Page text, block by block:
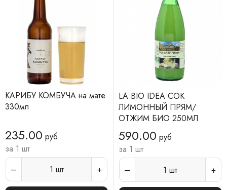
КАРИБУ КОМБУЧА на мате
330мл
235.00 руб
за 1 шт
1 шт
LA BIO IDEA СОК
ЛИМОННЫЙ ПРЯМ/
ОТЖИМ БИО 250МЛ
590.00 руб
за 1 шт
1 шт